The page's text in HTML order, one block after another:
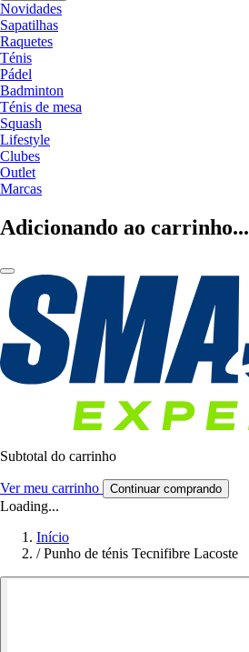
Novidades
Sapatilhas
Raquetes
Ténis
Pádel
Badminton
Ténis de mesa
Squash
Lifestyle
Clubes
Outlet
Marcas
Adicionando ao carrinho...
Subtotal do carrinho
Ver meu carrinho Continuar comprando
Loading...
Início
/ Punho de ténis Tecnifibre Lacoste